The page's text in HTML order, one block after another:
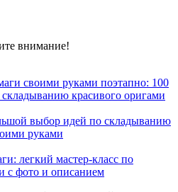
внимание!
своими руками поэтапно: 100
красивого оригами
выбор идей по складыванию
руками
легкий мастер-класс по
с фото и описанием